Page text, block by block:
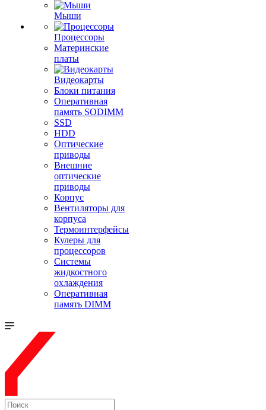
Мыши
Процессоры
Материнские
платы
Видеокарты
Блоки питания
Оперативная
память SODIMM
SSD
HDD
Оптические
приводы
Внешние
оптические
приводы
Корпус
Вентиляторы для
корпуса
Термоинтерфейсы
Кулеры для
процессоров
Системы
жидкостного
охлаждения
Оперативная
память DIMM